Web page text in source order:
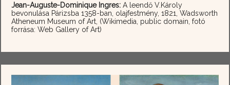
Jean-Auguste-Dominique Ingres: A leendő V.Károly
bevonulása Párizsba 1358-ban, olajfestmény, 1821, Wadsworth
Atheneum Museum of Art, (Wikimedia, public domain, fotó
forrása: Web Gallery of Art)